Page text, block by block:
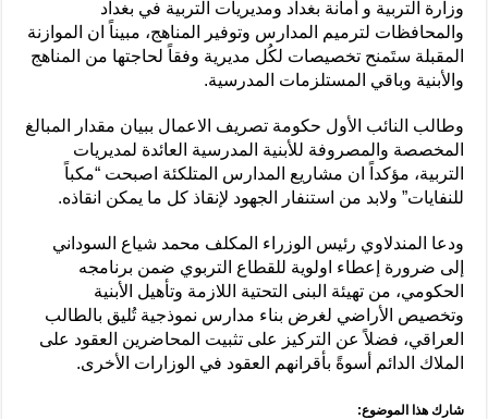
وزارة التربية و أمانة بغداد ومديريات التربية في بغداد
والمحافظات لترميم المدارس وتوفير المناهج، مبيناً ان الموازنة
المقبلة ستَمنح تخصيصات لكُل مديرية وفقاً لحاجتها من المناهج
والأبنية وباقي المستلزمات المدرسية.
وطالب النائب الأول حكومة تصريف الاعمال ببيان مقدار المبالغ
المخصصة والمصروفة للأبنية المدرسية العائدة لمديريات
التربية، مؤكداً ان مشاريع المدارس المتلكئة اصبحت “مكباً
للنفايات” ولابد من استنفار الجهود لإنقاذ كل ما يمكن انقاذه.
ودعا المندلاوي رئيس الوزراء المكلف محمد شياع السوداني
إلى ضرورة إعطاء اولوية للقطاع التربوي ضمن برنامجه
الحكومي، من تهيئة البنى التحتية اللازمة وتأهيل الأبنية
وتخصيص الأراضي لغرض بناء مدارس نموذجية تُليق بالطالب
العراقي، فضلاً عن التركيز على تثبيت المحاضرين العقود على
الملاك الدائم أسوةً بأقرانهم العقود في الوزارات الأخرى.
شارك هذا الموضوع: